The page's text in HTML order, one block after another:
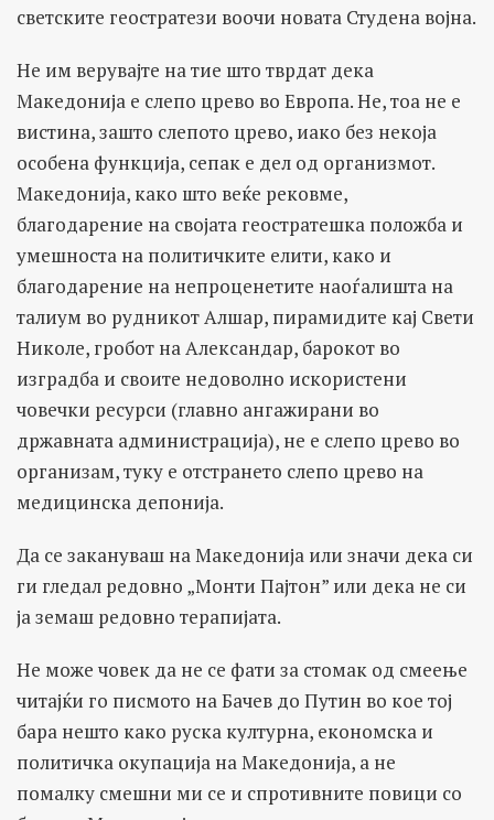
светските геостратези воочи новата Студена војна.
Не им верувајте на тие што тврдат дека
Македонија е слепо црево во Европа. Не, тоа не е
вистина, зашто слепото црево, иако без некоја
особена функција, сепак е дел од организмот.
Македонија, како што веќе рековме,
благодарение на својата геостратешка положба и
умешноста на политичките елити, како и
благодарение на непроценетите наоѓалишта на
талиум во рудникот Алшар, пирамидите кај Свети
Николе, гробот на Александар, барокот во
изградба и своите недоволно искористени
човечки ресурси (главно ангажирани во
државната администрација), не е слепо црево во
организам, туку е отстрането слепо црево на
медицинска депонија.
Да се закануваш на Македонија или значи дека си
ги гледал редовно „Монти Пајтон” или дека не си
ја земаш редовно терапијата.
Не може човек да не се фати за стомак од смеење
читајќи го писмото на Бачев до Путин во кое тој
бара нешто како руска културна, економска и
политичка окупација на Македонија, а не
помалку смешни ми се и спротивните повици со